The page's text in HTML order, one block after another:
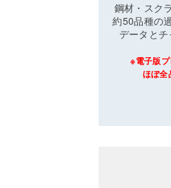
鋼材・スク
約50品種の
データと
※電子版
ほぼ全